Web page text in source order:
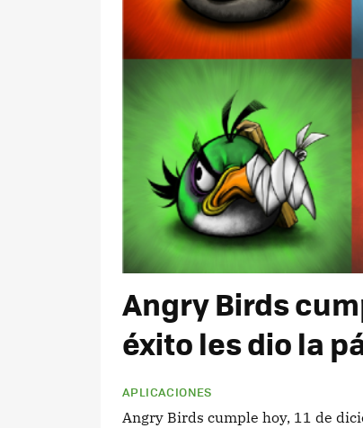
Angry Birds
éxito les dio la
APLICACIONES
Angry Birds cumple hoy, 11 de